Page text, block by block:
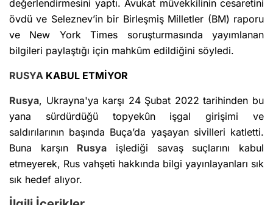
değerlendirmesini yaptı. Avukat müvekkilinin cesaretini
övdü ve Seleznev’in bir Birleşmiş Milletler (BM) raporu
ve New York Times soruşturmasında yayımlanan
bilgileri paylaştığı için mahkûm edildiğini söyledi.
RUSYA KABUL ETMİYOR
Rusya, Ukrayna'ya karşı 24 Şubat 2022 tarihinden bu
yana sürdürdüğü topyekûn işgal girişimi ve
saldırılarının başında Buça’da yaşayan sivilleri katletti.
Buna karşın Rusya işlediği savaş suçlarını kabul
etmeyerek, Rus vahşeti hakkında bilgi yayınlayanları sık
sık hedef alıyor.